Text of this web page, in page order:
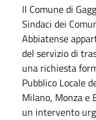
Il Comune di
Sindaci dei
Abbiatense
del servizio di
una richiesta
Pubblico Locale
Milano, Monza e
un intervento